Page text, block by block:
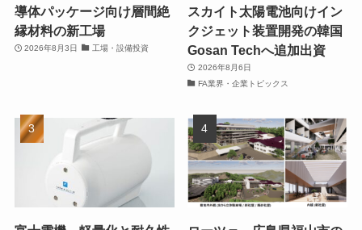
導体パッケージ向け層間絶
縁材料の新工場
2026年8月3日 工場・設備投資
スカイト太陽電池向けイン
クジェット装置開発の韓国
Gosan Techへ追加出資
2026年8月6日
FA業界・企業トピックス